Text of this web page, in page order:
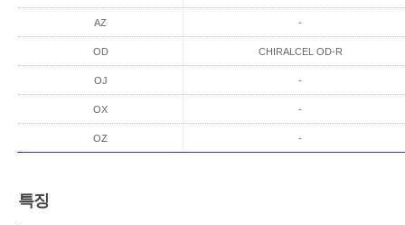
AZ -
OD CHIRALCEL OD-R
OJ -
OX -
OZ -
특징